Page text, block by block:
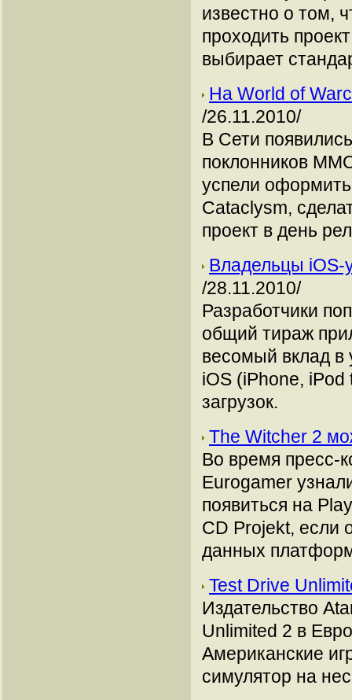
известно о том,
проходить
выбирает
На World of
/26.11.2010/
В Сети
поклонников
успели
Cataclysm,
проект в день
Владельцы iOS-
/28.11.2010/
Разработчики
общий тираж
весомый вклад в
iOS (iPhone,
загрузок.
The Witcher 2
Во время пресс-
Eurogamer
появиться на
CD Projekt, если
данных
Test Drive
Издательство
Unlimited 2 в
Американские
симулятор на